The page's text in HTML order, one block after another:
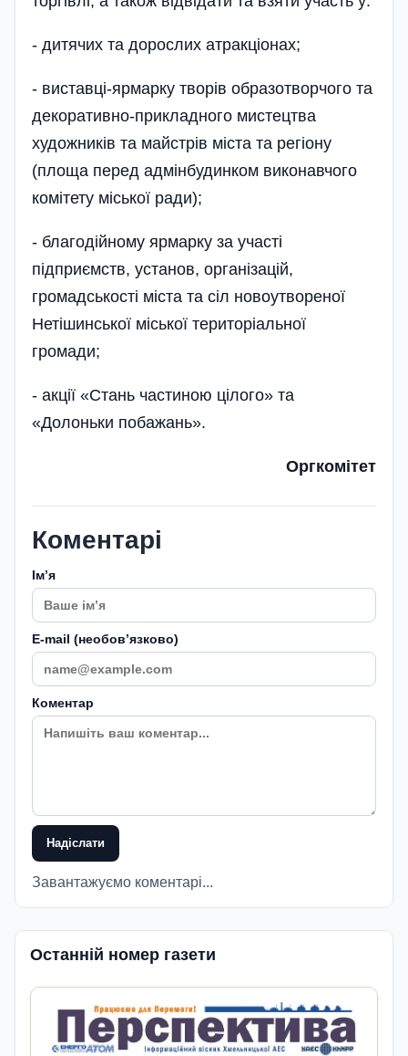
- дитячих та дорослих атракціонах;
- виставці-ярмарку творів образотворчого та
декоративно-прикладного мистецтва
художників та майстрів міста та регіону
(площа перед адмінбудинком виконавчого
комітету міської ради);
- благодійному ярмарку за участі
підприємств, установ, організацій,
громадськості міста та сіл новоутвореної
Нетішинської міської територіальної
громади;
- акції «Стань частиною цілого» та
«Долоньки побажань».
Оргкомітет
Коментарі
Імʼя
E-mail (необовʼязково)
Коментар
Надіслати
Завантажуємо коментарі...
Останній номер газети